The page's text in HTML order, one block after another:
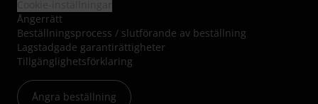
Ångerrätt
Beställningsprocess / slutförande av beställning
Lagstadgade garantirättigheter
Tillgänglighetsförklaring
Ångra beställning